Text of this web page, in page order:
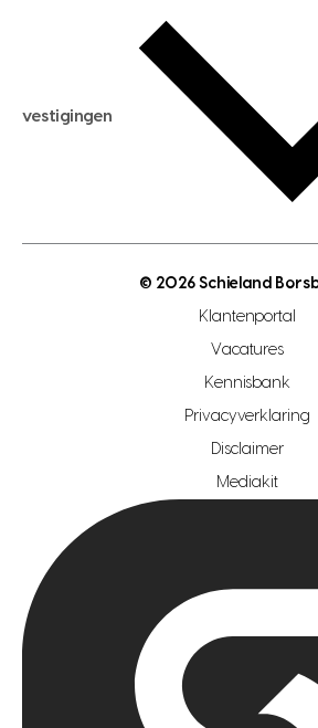
aankoopadvies
verkoopadvies
hypotheekadvies
hypotheek berekenen
maximale hypotheek berekenen
hypotheek bespaarcheck
gratis zoekprofiel aanmaken
open woningwaarde dag
vestigingen
makelaar regio zoetermeer
hypotheekshop regio den haag
hypotheekshop regio rotterdam
© 2026 Schieland
Klantenportal
Vacatures
Kennisbank
Privacyverklaring
Disclaimer
Mediakit